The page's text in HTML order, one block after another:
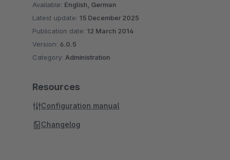
Available: English, German
Latest update: 15 December 2025
Publication date: 12 March 2014
Version: 6.0.5
Category: Administration
Resources
Configuration manual
Changelog